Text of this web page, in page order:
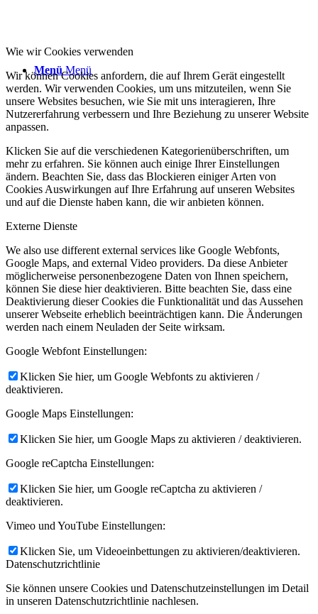
Menü Menü
Wie wir Cookies verwenden
Wir können Cookies anfordern, die auf Ihrem Gerät eingestellt
werden. Wir verwenden Cookies, um uns mitzuteilen, wenn Sie
unsere Websites besuchen, wie Sie mit uns interagieren, Ihre
Nutzererfahrung verbessern und Ihre Beziehung zu unserer Website
anpassen.
Klicken Sie auf die verschiedenen Kategorienüberschriften, um
mehr zu erfahren. Sie können auch einige Ihrer Einstellungen
ändern. Beachten Sie, dass das Blockieren einiger Arten von
Cookies Auswirkungen auf Ihre Erfahrung auf unseren Websites
und auf die Dienste haben kann, die wir anbieten können.
Externe Dienste
We also use different external services like Google Webfonts,
Google Maps, and external Video providers. Da diese Anbieter
möglicherweise personenbezogene Daten von Ihnen speichern,
können Sie diese hier deaktivieren. Bitte beachten Sie, dass eine
Deaktivierung dieser Cookies die Funktionalität und das Aussehen
unserer Webseite erheblich beeinträchtigen kann. Die Änderungen
werden nach einem Neuladen der Seite wirksam.
Google Webfont Einstellungen:
Klicken Sie hier, um Google Webfonts zu aktivieren /
deaktivieren.
Google Maps Einstellungen:
Klicken Sie hier, um Google Maps zu aktivieren / deaktivieren.
Google reCaptcha Einstellungen:
Klicken Sie hier, um Google reCaptcha zu aktivieren /
deaktivieren.
Vimeo und YouTube Einstellungen:
Klicken Sie, um Videoeinbettungen zu aktivieren/deaktivieren.
Datenschutzrichtlinie
Sie können unsere Cookies und Datenschutzeinstellungen im Detail
in unseren Datenschutzrichtlinie nachlesen.